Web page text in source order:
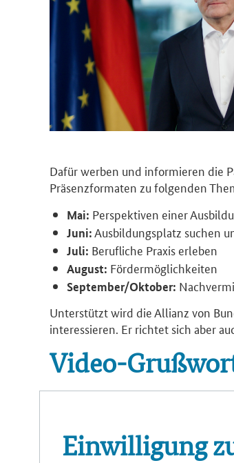
Dafür werben und informieren die
Präsenzformaten zu folgenden
Mai: Perspektiven einer
Juni: Ausbildungsplatz suchen
Juli: Berufliche Praxis erleben
August: Fördermöglichkeiten
September/Oktober:
Unterstützt wird die Allianz von
interessieren. Er richtet sich aber
Video-
Einwilligung